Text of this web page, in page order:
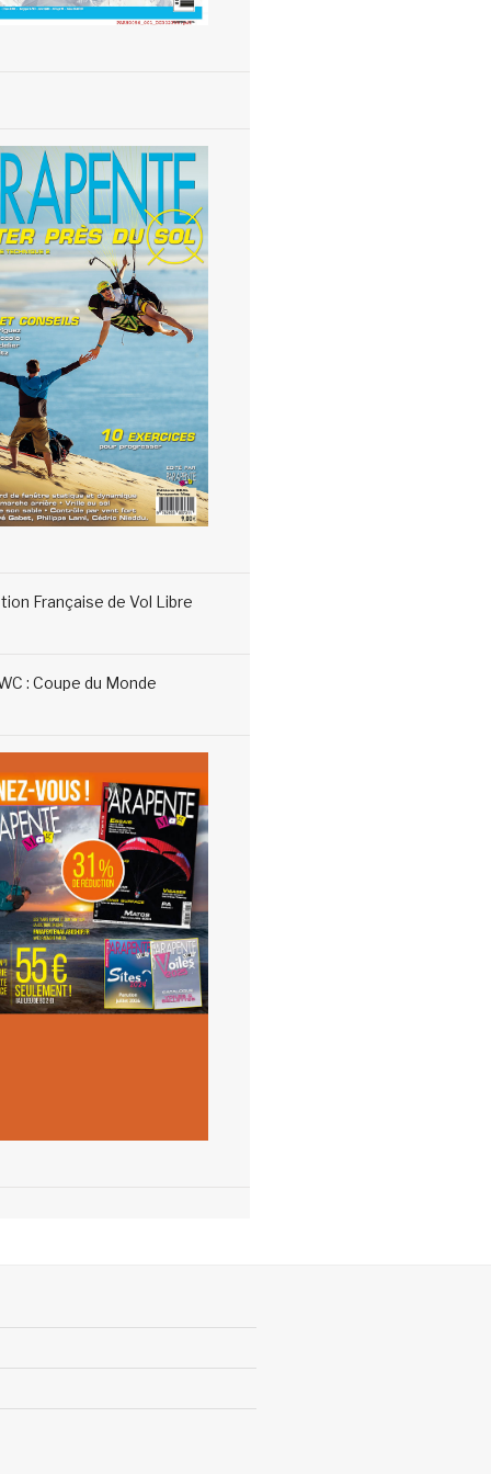
Française de Vol Libre
: Coupe du Monde